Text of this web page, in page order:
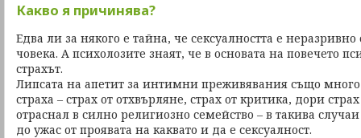
Какво я причинява?
Едва ли за някого е тайна, че сексуалността е
човека. А психолозите знаят, че в основата на повечето
страхът.
Липсата на апетит за интимни преживявания също много
страха – страх от отхвърляне, страх от критика, дори
отраснал в силно религиозно семейство – в такива
до ужас от проявата на каквато и да е сексуалност.